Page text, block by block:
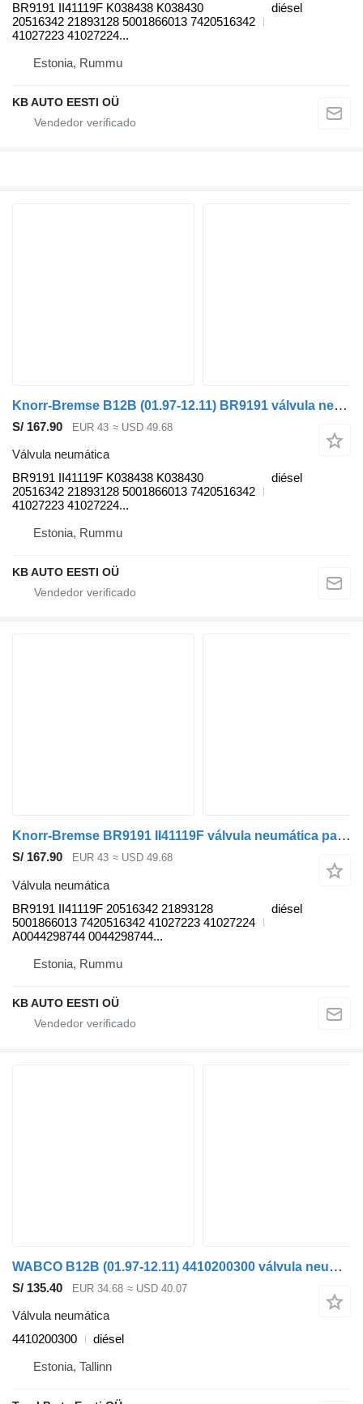
BR9191 II41119F K038438 K038430
20516342 21893128 5001866013 7420516342
41027223 41027224...
diésel
Estonia, Rummu
KB AUTO EESTI OÜ
Knorr-Bremse B12B (01.97-12.11) BR9191 válvula neumática para Volvo B6, B7, B9, B10, B12 bus (1978-2011) autobús
S/ 167.90 EUR 43 ≈ USD 49.68
Válvula neumática
BR9191 II41119F K038438 K038430
20516342 21893128 5001866013 7420516342
41027223 41027224...
diésel
Estonia, Rummu
KB AUTO EESTI OÜ
Knorr-Bremse BR9191 II41119F válvula neumática para Volvo B6, B7, B9, B10, B12 bus (1978-2011) autobús
S/ 167.90 EUR 43 ≈ USD 49.68
Válvula neumática
BR9191 II41119F 20516342 21893128
5001866013 7420516342 41027223 41027224
A0044298744 0044298744...
diésel
Estonia, Rummu
KB AUTO EESTI OÜ
WABCO B12B (01.97-12.11) 4410200300 válvula neumática para Volvo B6, B7, B9, B10, B12 bus (1978-2011) autobús
S/ 135.40 EUR 34.68 ≈ USD 40.07
Válvula neumática
4410200300
diésel
Estonia, Tallinn